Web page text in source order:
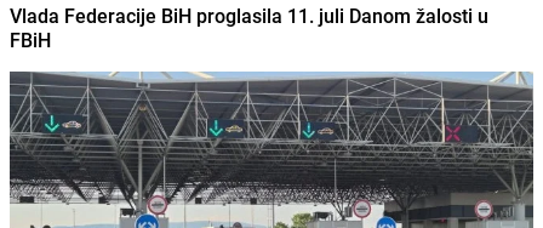
Vlada Federacije BiH proglasila 11. juli Danom žalosti u
FBiH